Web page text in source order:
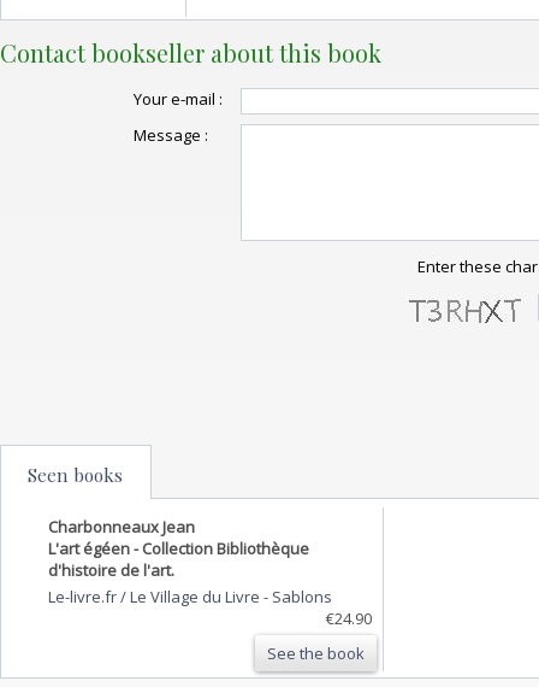
Contact bookseller about this book
Your e-mail :
Message :
Enter these
Seen books
Charbonneaux Jean
L'art égéen - Collection Bibliothèque
d'histoire de l'art.
Le-livre.fr / Le Village du Livre - Sablons
€24.90
See the book